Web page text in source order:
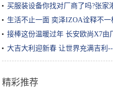
买服装设备你找对厂商了吗?张家
生活不止一面 奕泽IZOA诠释不一
接棒这份温暖过年 长安欧尚X7由
大吉大利迎新春 让世界充满吉利
精彩推荐